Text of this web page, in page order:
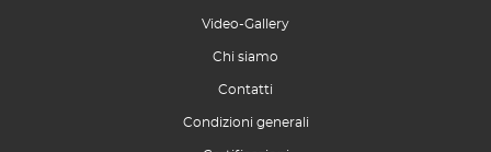
Video-Gallery
Chi siamo
Contatti
Condizioni generali